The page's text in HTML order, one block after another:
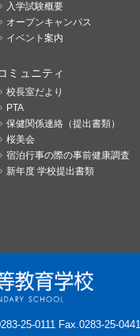
入学試験概要
オープンキャンパス
イベント案内
ミュニティ
校長室だより
PTA
保健関係連絡（提出書類）
桜美会
宿泊行事の際の事前健康調査
新年度 学校提出書類
25-0111 Fax.0283-25-0441